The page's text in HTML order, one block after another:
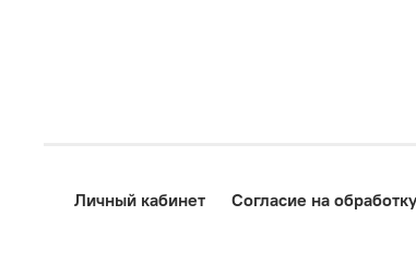
Личный кабинет Согласие на